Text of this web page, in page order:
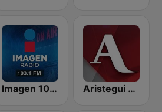
Imagen 103.1 FM Aristegui Noticias